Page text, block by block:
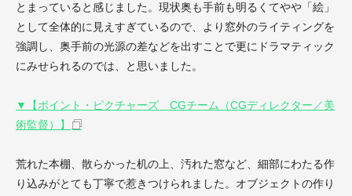
とまっていると感じました。現状奥も手前も明るくてやや「絵」
として全体的に見えすぎているので、より窓外のライティングを
強調し、奥手前の光源の差などを出すことで更にドラマティック
にみせられるのでは、と思いました。
▼【ポイント・ピクチャーズ CGチーム（CGディレクター／美
術監督）】
荒れた本棚、散らかった机の上、汚れた窓など、細部にわたる作
り込みがとても丁寧で惹きつけられました。オブジェクトの作り